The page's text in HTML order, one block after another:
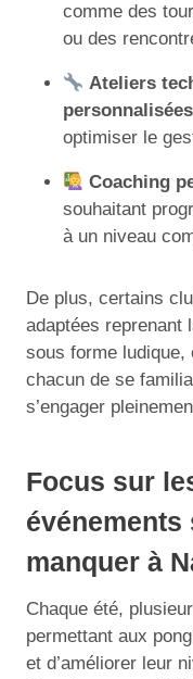
comme des
ou des
Ateliers
personnalisées
optimiser le
Coaching
souhaitant
à un niveau
De plus, certains
adaptées reprenant
sous forme ludique,
chacun de se
s’engager
Focus sur
événements
manquer à
Chaque été,
permettant aux
et d’améliorer leur